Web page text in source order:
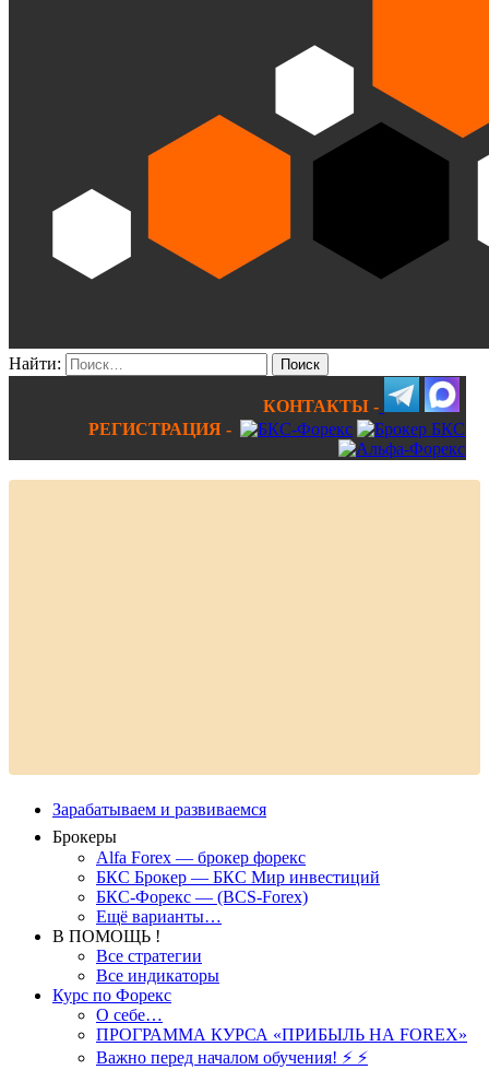
Найти:
КОНТАКТЫ -
РЕГИСТРАЦИЯ -
Зарабатываем и развиваемся
Брокеры
Alfa Forex — брокер форекс
БКС Брокер — БКС Мир инвестиций
БКС-Форекс — (BCS-Forex)
Ещё варианты…
В ПОМОЩЬ !
Все стратегии
Все индикаторы
Курс по Форекс
О себе…
ПРОГРАММА КУРСА «ПРИБЫЛЬ НА FOREX»
Важно перед началом обучения! ⚡ ⚡